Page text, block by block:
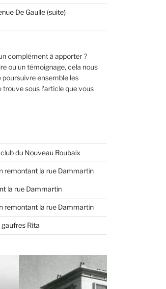
De Gaulle (suite)
complément à apporter ?
ou un témoignage, cela nous
ensemble les
sous l'article que vous
du Nouveau Roubaix
remontant la rue Dammartin
la rue Dammartin
remontant la rue Dammartin
gaufres Rita